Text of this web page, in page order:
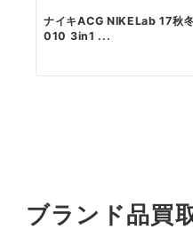
ナイキACG NIKELab 17秋
010 3in1 ...
ブランド品買